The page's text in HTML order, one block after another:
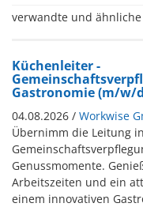
verwandte und
Küchenleiter -
Gastronomie (m/w/
04.08.2026 / Workwise
Übernimm die Leitung
Genussmomente.
Arbeitszeiten und ein
einem innovativen